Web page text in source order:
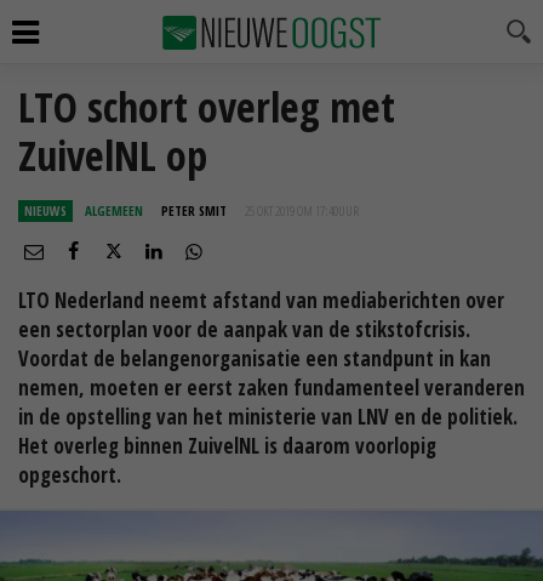
LTO schort overleg met
ZuivelNL op
NIEUWS ALGEMEEN PETER SMIT 25 OKT 2019 OM 17:40
LTO Nederland neemt afstand van mediaberichten over
een sectorplan voor de aanpak van de stikstofcrisis.
Voordat de belangenorganisatie een standpunt in kan
nemen, moeten er eerst zaken fundamenteel veranderen
in de opstelling van het ministerie van LNV en de politiek.
Het overleg binnen ZuivelNL is daarom voorlopig
opgeschort.